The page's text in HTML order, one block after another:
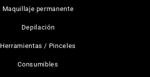
Maquillaje permanente
Depilación
Herramientas / Pinceles
Consumibles